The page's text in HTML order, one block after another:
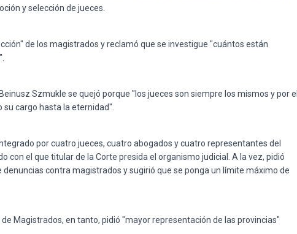
y selección de jueces.
de los magistrados y reclamó que se investigue "cuántos están
Szmukle se quejó porque "los jueces son siempre los mismos y por el
cargo hasta la eternidad".
por cuatro jueces, cuatro abogados y cuatro representantes del
con el que titular de la Corte presida el organismo judicial. A la vez, pidió
contra magistrados y sugirió que se ponga un límite máximo de
Magistrados, en tanto, pidió "mayor representación de las provincias"